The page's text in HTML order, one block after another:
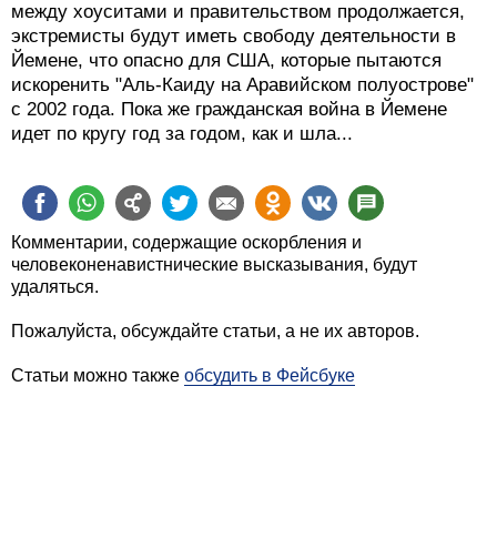
между хоуситами и правительством продолжается,
экстремисты будут иметь свободу деятельности в
Йемене, что опасно для США, которые пытаются
искоренить "Аль-Каиду на Аравийском полуострове"
с 2002 года. Пока же гражданская война в Йемене
идет по кругу год за годом, как и шла...
Комментарии, содержащие оскорбления и
человеконенавистнические высказывания, будут
удаляться.
Пожалуйста, обсуждайте статьи, а не их авторов.
Статьи можно также обсудить в Фейсбуке